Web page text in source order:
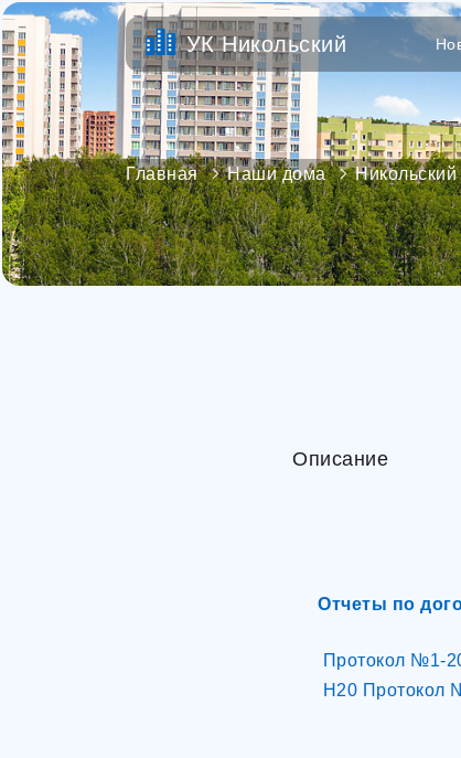
УК Никольский
Главная Наши дома Никольский
Описание
Отчеты по
Протокол №1-
Н20 Протокол